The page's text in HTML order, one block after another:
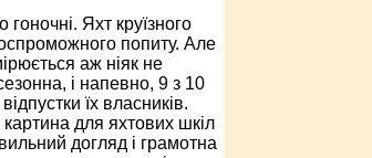
гоночні. Яхт круїзного
попиту. Але
аж ніяк не
і напевно, 9 з 10
їх власників.
для яхтових шкіл
догляд і грамотна